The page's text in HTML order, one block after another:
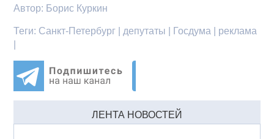
Автор: Борис Куркин
Теги: Санкт-Петербург | депутаты | Госдума | реклама
ЛЕНТА НОВОСТЕЙ